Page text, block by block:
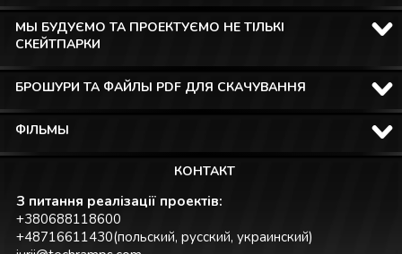
МЫ БУДУЄМО ТА ПРОЕКТУЄМО НЕ ТІЛЬКІ
СКЕЙТПАРКИ
БРОШУРИ ТА ФАЙЛЫ PDF ДЛЯ СКАЧУВАННЯ
ФІЛЬМЫ
КОНТАКТ
З питання реалізації проектів:
+380688118600
+48716611430(польский, русский, украинский)